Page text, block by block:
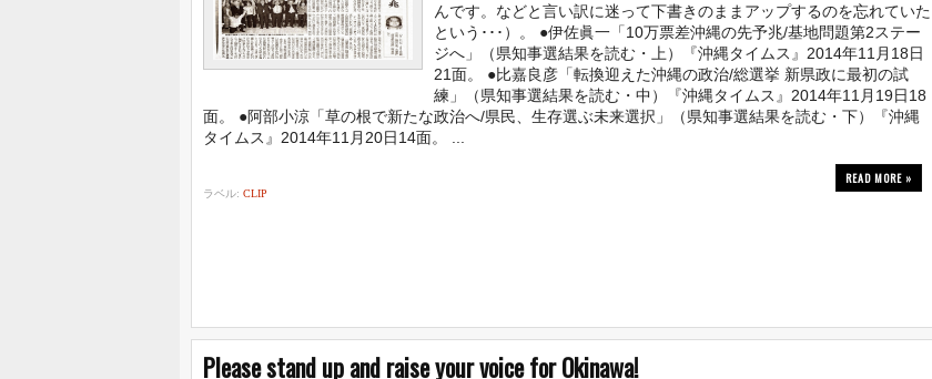
んです。などと言い訳に迷って下書きのままアップするのを忘れていた
という･･･）。 ●伊佐眞一「10万票差沖縄の先予兆/基地問題第2ステー
ジへ」（県知事選結果を読む・上）『沖縄タイムス』2014年11月18日
21面。 ●比嘉良彦「転換迎えた沖縄の政治/総選挙 新県政に最初の試
練」（県知事選結果を読む・中）『沖縄タイムス』2014年11月19日18
面。 ●阿部小涼「草の根で新たな政治へ/県民、生存選ぶ未来選択」（県知事選結果を読む・下）『沖縄
タイムス』2014年11月20日14面。 ...
READ MORE »
ラベル: CLIP
Please stand up and raise your voice for Okinawa!